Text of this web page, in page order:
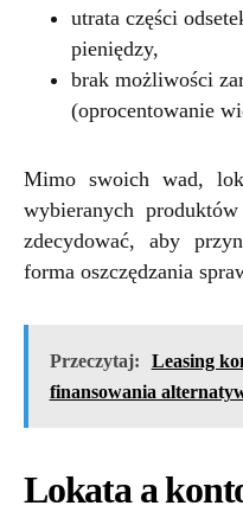
utrata części
pieniędzy,
brak możliwości
(oprocentowanie
Mimo swoich wad,
wybieranych
zdecydować, aby
forma oszczędzania
Przeczytaj:
Leasing
finansowania
Lokata a